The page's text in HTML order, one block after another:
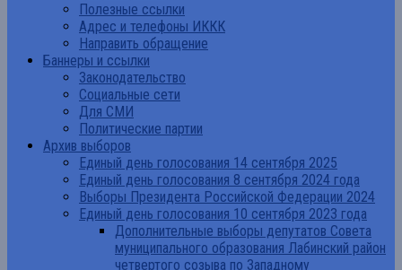
Полезные ссылки
Адрес и телефоны ИККК
Направить обращение
Баннеры и ссылки
Законодательство
Социальные сети
Для СМИ
Политические партии
Архив выборов
Единый день голосования 14 сентября 2025
Единый день голосования 8 сентября 2024 года
Выборы Президента Российской Федерации 2024
Единый день голосования 10 сентября 2023 года
Дополнительные выборы депутатов Совета
муниципального образования Лабинский район
четвертого созыва по Западному